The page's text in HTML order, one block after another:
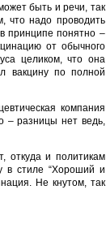
быть и речи, так
что надо проводить
принципе понятно –
от обычного
целиком, что она
вакцину по полной
компания
– разницы нет ведь,
откуда и политикам
в стиле “Хороший и
Не кнутом, так